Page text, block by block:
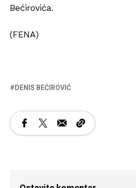
Bećirovića.
(FENA)
DENIS BEĆIROVIĆ